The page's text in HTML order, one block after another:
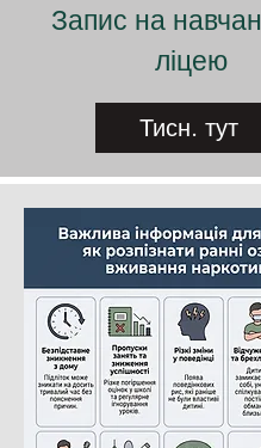
Запис на
ліцею
Тисн. тут